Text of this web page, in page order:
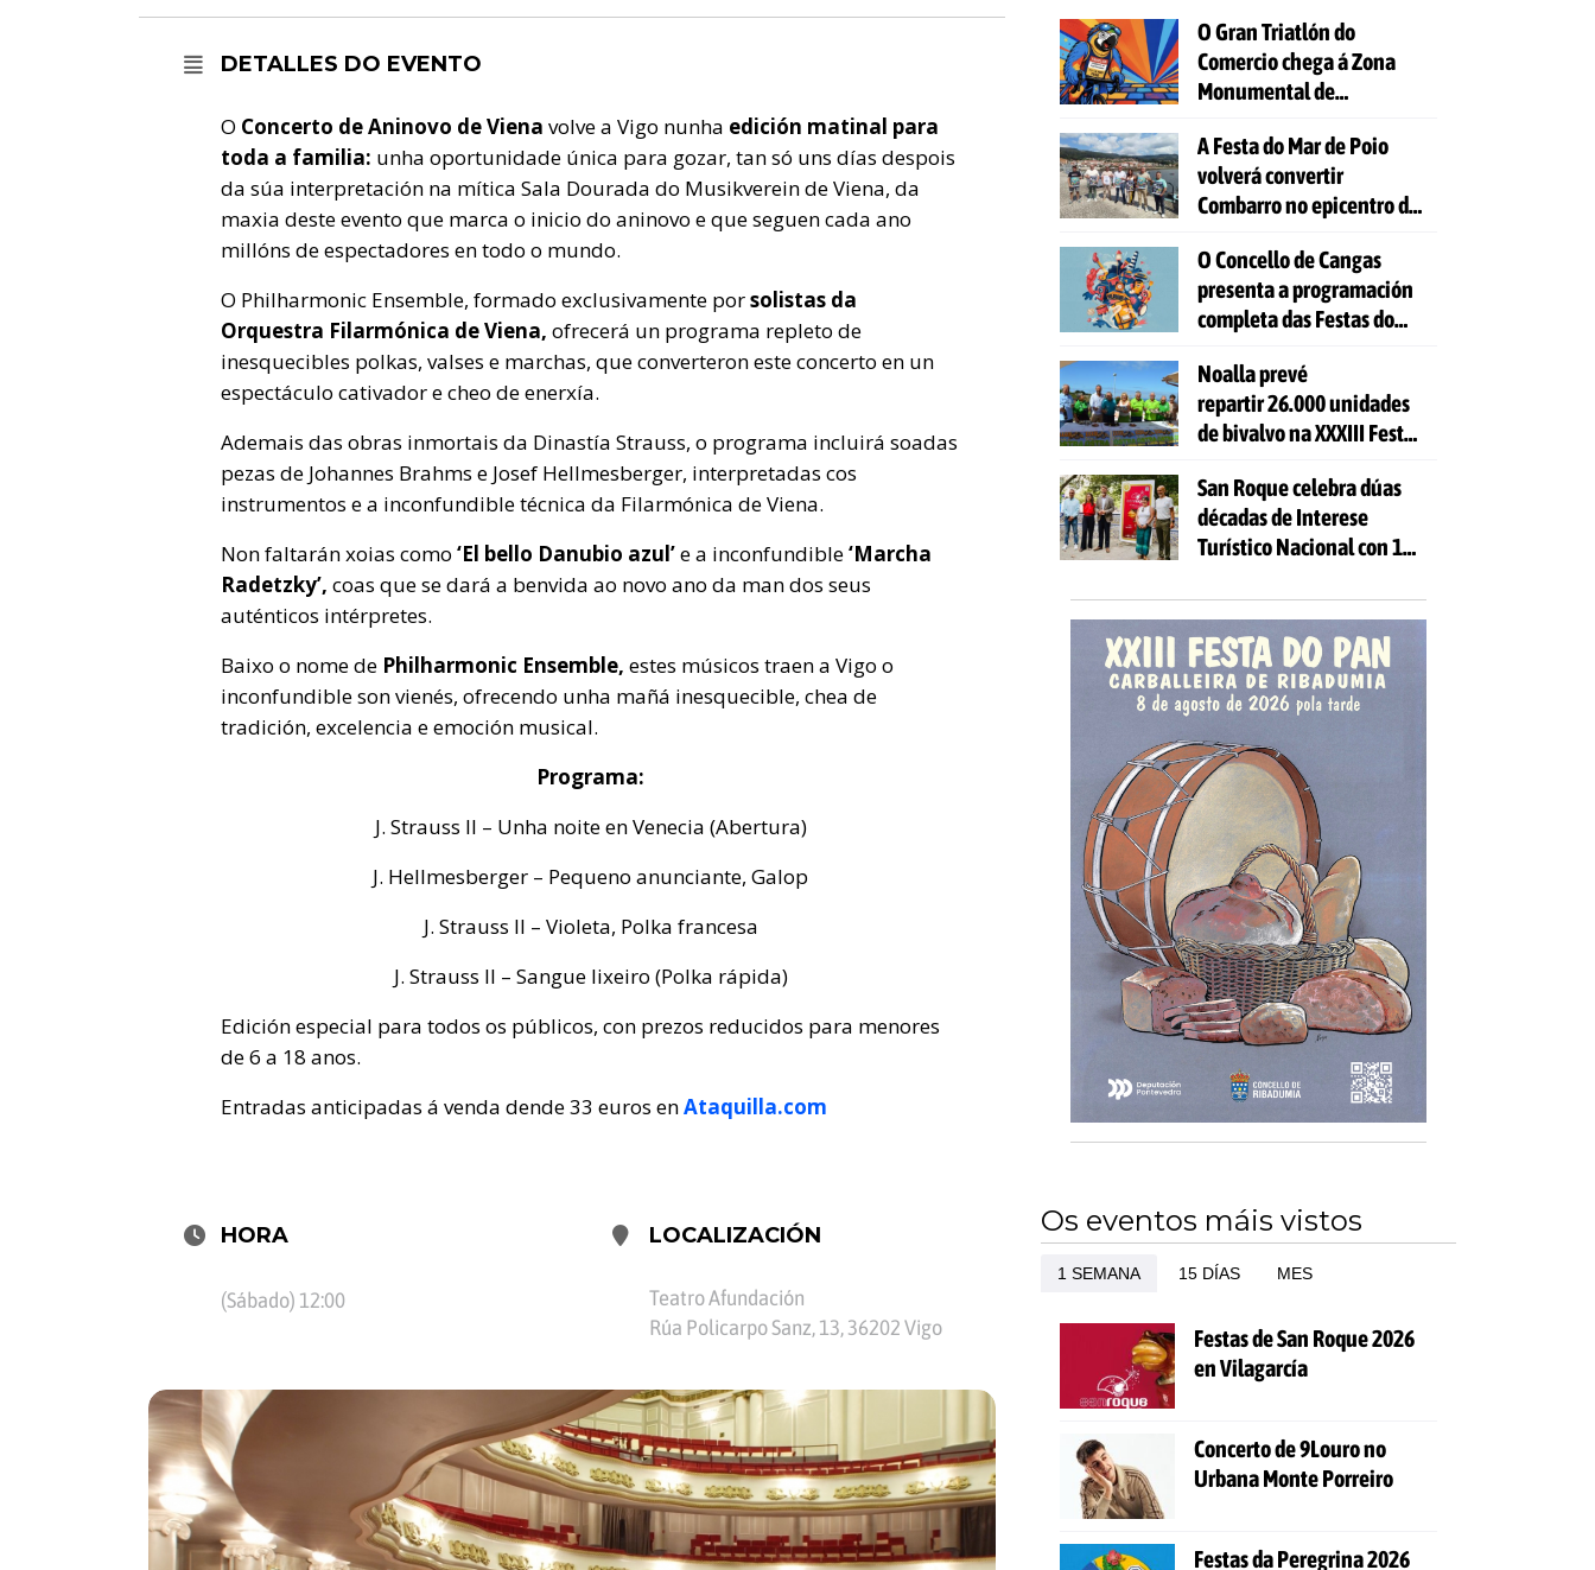
DETALLES DO EVENTO
O Concerto de Aninovo de Viena volve a Vigo nunha edición matinal para
toda a familia: unha oportunidade única para gozar, tan só uns días despois
da súa interpretación na mítica Sala Dourada do Musikverein de Viena, da
maxia deste evento que marca o inicio do aninovo e que seguen cada ano
millóns de espectadores en todo o mundo.
O Philharmonic Ensemble, formado exclusivamente porsolistas da
Orquestra Filarmónica de Viena, ofrecerá un programa repleto de
inesquecibles polkas, valses e marchas, que converteron este concerto en un
espectáculo cativador e cheo de enerxía.
Ademais das obras inmortais da Dinastía Strauss, o programa incluirá soadas
pezas de Johannes Brahms e Josef Hellmesberger, interpretadas cos
instrumentos e a inconfundible técnica da Filarmónica de Viena.
Non faltarán xoias como ‘El bello Danubio azul’e a inconfundible‘Marcha
Radetzky’, coas que se dará a benvida ao novo ano da man dos seus
auténticos intérpretes.
Baixo o nome de Philharmonic Ensemble, estes músicos traen a Vigo o
inconfundible son vienés, ofrecendo unha mañá inesquecible, chea de
tradición, excelencia e emoción musical.
Programa:
J. Strauss II – Unha noite en Venecia (Abertura)
J. Hellmesberger – Pequeno anunciante, Galop
J. Strauss II – Violeta, Polka francesa
J. Strauss II – Sangue lixeiro (Polka rápida)
Edición especial para todos os públicos, con prezos reducidos para menores
de 6 a 18 anos.
Entradas anticipadas á venda dende 33 euros enAtaquilla.com
HORA
(Sábado) 12:00
LOCALIZACIÓN
Teatro Afundación
Rúa Policarpo Sanz, 13, 36202 Vigo
O Gran Triatlón do
Comercio chega á Zona
Monumental de
A Festa do Mar de Poio
volverá convertir
Combarro no epicentro da
O Concello de Cangas
presenta a programación
completa das Festas do
Noalla prevé
repartir 26.000 unidades
de bivalvo na XXXIII Festa
San Roque celebra dúas
décadas de Interese
Turístico Nacional con 10
actividades gratuítas
Os eventos máis vistos
1 SEMANA 15 DÍAS MES
Festas de San Roque 2026
en Vilagarcía
Concerto de 9Louro no
Urbana Monte Porreiro
Festas da Peregrina 2026